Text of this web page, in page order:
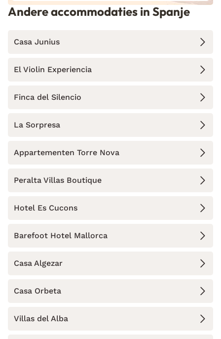
Andere accommodaties in Spanje
Casa Junius
El Violin Experiencia
Finca del Silencio
La Sorpresa
Appartementen Torre Nova
Peralta Villas Boutique
Hotel Es Cucons
Barefoot Hotel Mallorca
Casa Algezar
Casa Orbeta
Villas del Alba